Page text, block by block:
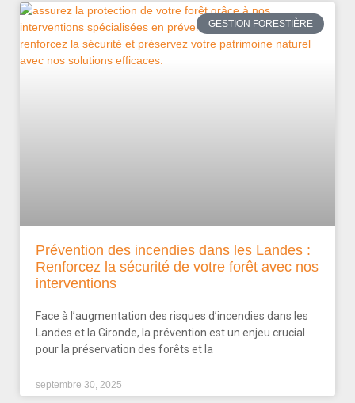
GESTION FORESTIÈRE
Prévention des incendies dans les Landes :
Renforcez la sécurité de votre forêt avec nos
interventions
Face à l’augmentation des risques d’incendies dans les
Landes et la Gironde, la prévention est un enjeu crucial
pour la préservation des forêts et la
septembre 30, 2025